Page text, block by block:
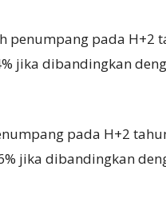
penumpang pada H+2
jika dibandingkan
pada H+2
jika dibandingkan